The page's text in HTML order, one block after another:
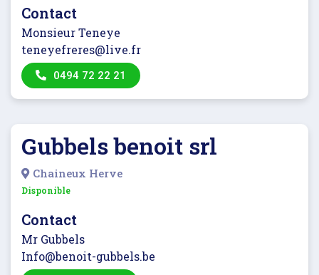
Contact
Monsieur Teneye
teneyefreres@live.fr
0494 72 22 21
Gubbels benoit srl
Chaineux Herve
Disponible
Contact
Mr Gubbels
Info@benoit-gubbels.be